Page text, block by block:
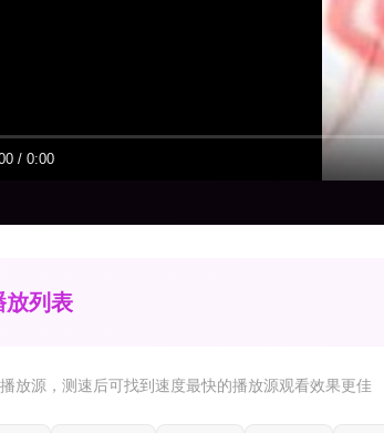
/ 0:00
放列表
放源 ，测速后可找到速度最快的播放源观看效果更佳